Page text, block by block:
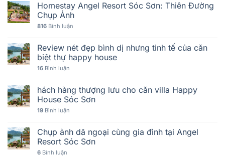
Homestay Angel Resort Sóc Sơn: Thiên Đường
Chụp Ảnh
816 Bình luận
Review nét đẹp bình dị nhưng tinh tế của căn
biệt thự happy house
16 Bình luận
hách hàng thượng lưu cho căn villa Happy
House Sóc Sơn
19 Bình luận
Chụp ảnh dã ngoại cùng gia đình tại Angel
Resort Sóc Sơn
6 Bình luận